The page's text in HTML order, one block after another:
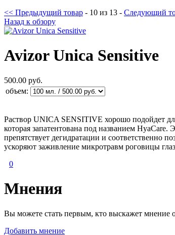
<< Предыдущий товар - 10 из 13 - Следующий
Назад к обзору
Avizor Unica Sensitive
500.00 руб.
объем:
Раствор UNICA SENSITIVE хорошо подойдет
которая запатентована под названием
препятствует дегидратации и соответственно
ускоряют заживление микротравм роговицы
0
Мнения
Вы можете стать первым, кто выскажет мнение
Добавить мнение